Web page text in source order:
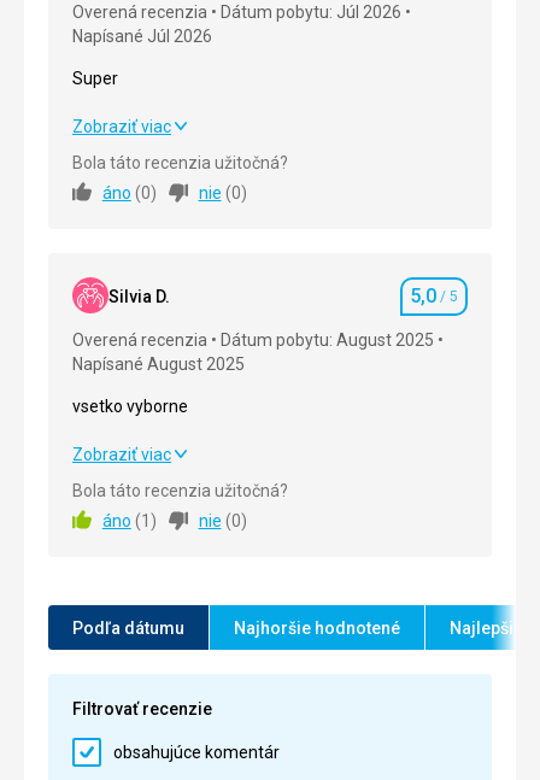
Overená recenzia
Dátum pobytu: Júl 2026
Napísané Júl 2026
Super
Super
Strava
Služby 5,0/ 5
Cena
Super
Ubytovanie
Výhladom som celkom nebola spokojná
Zobraziť viac
Bola táto recenzia užitočná?
áno (0) nie (0)
Silvia D. Hodnotenie
5,0 / 5
Overená recenzia
Dátum pobytu: August 2025
Napísané August 2025
vsetko vyborne
vsetko vyborne
Strava
Služby 5,0/ 5
Pláž
Zobraziť viac
Bola táto recenzia užitočná?
áno (1) nie (0)
Podľa dátumu Najhoršie hodnotené Najlepšie
Filtrovať recenzie
obsahujúce komentár